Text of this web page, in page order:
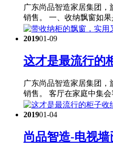
广东尚品智造家居集团
销售。 一、收纳飘窗如
201901-09
这才是最流行的
广东尚品智造家居集团
销售。 客厅在家庭中集
201901-04
尚品智造-电视墙